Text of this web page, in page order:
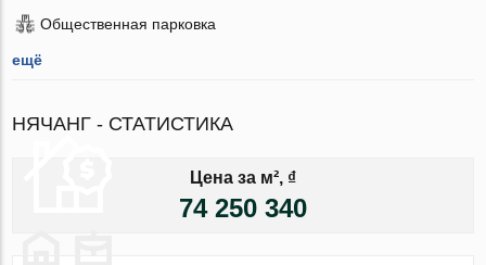
Общественная парковка
ещё
НЯЧАНГ - СТАТИСТИКА
Цена за м², ₫
74 250 340